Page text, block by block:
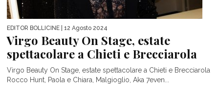
EDITOR BOLLICINE | 12 Agosto 2024
Virgo Beauty On Stage, estate
spettacolare a Chieti e Brecciarola
Virgo Beauty On Stage, estate spettacolare a Chieti e Brecciarola
Rocco Hunt, Paola e Chiara, Malgioglio, Aka 7even...